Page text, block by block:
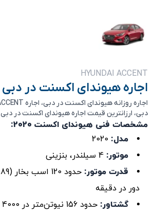
HYUNDAI ACCENT
اجاره هیوندای اکسنت در دبی
دبی، ارزانترین قیمت اجاره هیوندای اکسنت در دبی
مشخصات فنی هیوندای اکسنت 2020:
مدل:
موتور:
قدرت موتور:
دور در دقیقه
گشتاور: حدود 156 نیوتن‌متر در 4000 دور در دقیقه